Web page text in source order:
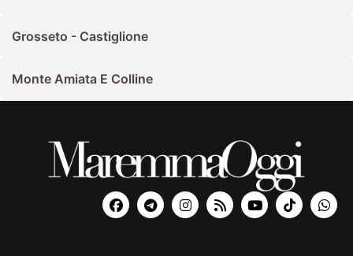
Grosseto - Castiglione
Monte Amiata E Colline